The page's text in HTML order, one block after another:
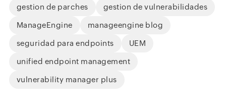
gestion de parches gestion de vulnerabilidades
ManageEngine manageengine blog
seguridad para endpoints UEM
unified endpoint management
vulnerability manager plus